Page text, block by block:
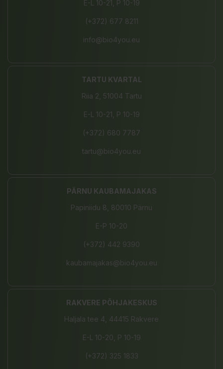
E-L 10-21, P 10-19
(+372) 677 8211
info@bio4you.eu
TARTU KVARTAL
Riia 2, 51004 Tartu
E-L 10-21, P 10-19
(+372) 680 7787
tartu@bio4you.eu
PÄRNU KAUBAMAJAKAS
Papiniidu 8, 80010 Pärnu
E-P 10-20
(+372) 442 9390
kaubamajakas@bio4you.eu
RAKVERE PÕHJAKESKUS
Haljala tee 4, 44415 Rakvere
E-L 10-20, P 10-19
(+372) 325 1833